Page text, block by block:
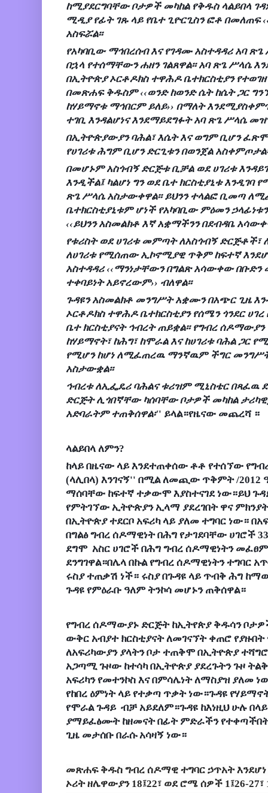
ከሚያደርግባቸው ቦታዎች መካከል የቅዱስ ላልይበላ
ሚዲያ የፊት ገጹ ላይ የቤተ ጊዮርጊስን ፎቶ በመለጠፍ
አስፍሯል፡፡
የአካባቢው ማኅበረሰብ እና የገዳሙ አስተዳዳሪ አባ
በኋላ የተሰማቸውን ሐዘን ገልጸዋል፡፡ አባ ጽጌ ሥላሴ
በኢትዮጵያ ኦርቶዶክስ ተዋሕዶ ቤተክርስቲያን የተወገዘ
በመጽሐፍ ቅዱስም ‹‹ወንድ ከወንድ ሴት ከሴት ጋር
ከሃይማኖቱ ማኅበርም ይለይ›› በማለት
ተገቢ እንዳልሆነና እንደማይደግፉት አባ ጽጌ ሥላሴ
በኢትዮጵያውያን ባሕል፣ እሴት እና ወግም ቢሆን ፈጽሞ
የሀገሪቱ ሕግም ቢሆን ድርጊቱን በወንጀል
በመሆኑም አስጎብኝ ድርጅቱ ቢቻል ወደ ሀገሪቱ
እንዲችል፤ ካልሆነ ግን ወደ ቤተ ክርስቲያኒቱ
ጽጌ ሥላሴ አስታውቀዋል፡፡ ይህንን ተላልፎ ቢመጣ
ቤተክርስቲያኒቱም ሆነች የአካባቢው ምዕመን
‹‹ይህንን አስመልክቶ እኛ አቋማችንን በደብዳቤ
የቱሪስት ወደ ሀገሪቱ መምጣት ለአስጎብኝ ድርጅቶች፣
ለሀገሪቱ የሚሰጠው ኢኮኖሚያዊ ጥቅም ከፍተኛ
አስተዳዳሪ ‹‹ማንነታቸውን በግልጽ አሳውቀው
ተቀባይነት አይኖረውም›› ብለዋል፡፡
ጉዳዩን አስመልክቶ መንግሥት አቋሙን በአጭር ጊዜ
ኦርቶዶክስ ተዋሕዶ ቤተክርስቲያን የሰሜን ጎንደር
ቤተ ክርስቲያናት ኅብረት ጠይቋል፡፡ የግብረ
ከሃይማኖት፣ ከሕግ፣ ከሞራል እና ከሀገሪቱ ባሕል ጋር
የሚሆን ከሆነ ለሚፈጠረዉ ማንኛዉም ችግር
አስታውቋል፡፡
ኅብረቱ ለኢፌዴሪ ባሕልና ቱሪዝም ሚኒስቴር በጻፈዉ
ድርጅት ሊጎበኛቸው ካሰባቸው ቦታዎች መካከል
አድባራትም ተጠቅሰዋል፡'' ይላል።የዜናው መጨረሻ ።
ላልይበላ ለምን?
ከላይ በዜናው ላይ እንደተጠቀሰው ቶቶ የተሰኘው
(ላሊበላ) እንገናኝ'' በሚል ለመጪው ጥቅምት /
ማሰባቸው ከፍተኛ ተቃውሞ እያስተናገደ ነው።ይህ
የምትገኘው ኢትዮጵያን ኢላማ ያደረገበት ዋና
በኢትዮጵያ ተደርቦ አፍሪካ ላይ ያለመ ተግባር ነው።
በግልፅ ግብረ ሰዶማዊነት በሕግ የታገደባቸው ሀገሮች
ደግሞ አስር ሀገሮች በሕግ ግብረ ሰዶማዊነትን
ደንግገዋል።በሌላ በኩል የግብረ ሰዶማዊነትን
ሩስያ ተጠቃሽ ነች። ሩስያ በጉዳዩ ላይ ጥብቅ ሕግ
ጉዳዩ የምዕራቡ ዓለም ትንኮሳ መሆኑን ጠቅሰዋል።
የግብረ ሰዶማውያኑ ድርጅት ከኢትየጵያ ቅዱሳን
ውቅር አብያተ ክርስቲያናት ለመገናኘት ቀጠሮ
ለአፍሪካውያን ያላትን ቦታ ተጠቅሞ በኢትዮጵያ ተሻግሮ
አጋጣሚ ጉዞው ከተሳካ በኢትዮጵያ ያደረጉትን ጉዞ
አፍሪካን የመተንኮስ እና በምሳሌነት ለማስያዝ ያለመ
የከበረ ዕምነት ላይ የተቃጣ ጥቃት ነው።ጉዳዩ
የሞራል ጉዳይ ብቻ አይደለም።ጉዳዩ ከእነዚህ ሁሉ
ያማይፈፅሙት ከዘመናት በፊት ምድራችን የተቀጣችበት
ጊዜ መታሰቡ በራሱ አሳዛኝ ነው።
መጽሐፍ ቅዱስ ግብረ ሰዶማዊ ተግባር ኃጥአት እንደሆነ
ኦሪት ዘሌዋውያን 18፤22፣ ወደ ሮሜ ሰዎች 1፤26-27፣